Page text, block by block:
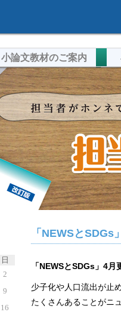
小論文教材のご案内
日
2
9
16
「NEWSと
「NEWSとSDGs」4月
少子化や人口流出が止
たくさんあることがニ